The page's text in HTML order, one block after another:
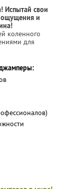
Испытай свои
ощущения и
коленного
для
джамперы: